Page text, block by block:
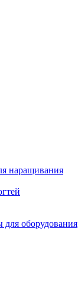
наращивания
оборудования